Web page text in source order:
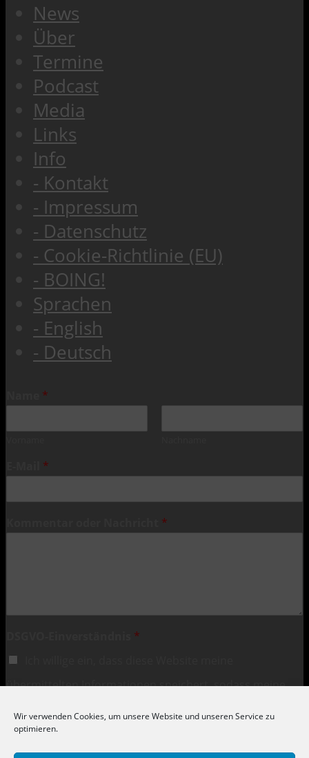
Wir verwenden Cookies, um unsere Website und unseren Service zu
optimieren.
News
Über
Termine
Podcast
Media
Links
Info
- Kontakt
- Impressum
- Datenschutz
- Cookie-Richtlinie (EU)
- BOING!
Sprachen
- English
- Deutsch
*
*
*
*
übermittelten Informationen speichert, sodass meine
Anfrage beantwortet werden kann.